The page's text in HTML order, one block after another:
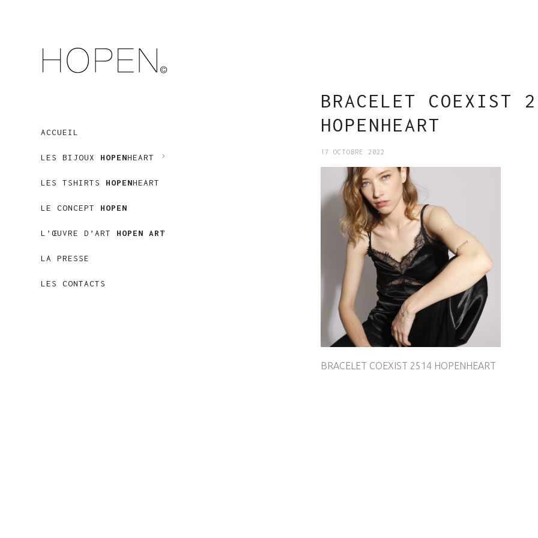
ACCUEIL
LES BIJOUX HOPENHEART
LES TSHIRTS HOPENHEART
LE CONCEPT HOPEN
L’ŒUVRE D’ART HOPEN ART
LA PRESSE
LES CONTACTS
BRACELET COEXIST
HOPENHEART
17 OCTOBRE 2022
BRACELET COEXIST 2514 HOPENHEART